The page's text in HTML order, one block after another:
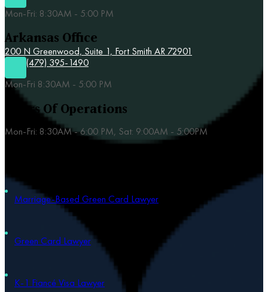
Mon-Fri: 8:30AM - 5:00 PM
Arkansas Office
200 N Greenwood, Suite 1, Fort Smith AR 72901
(479) 395-1490
Mon-Fri 8:30AM - 5:00 PM
Hours Of Operations
Mon-Fri: 8:30AM - 6:00 PM, Sat: 9:00AM - 5:00PM
Marriage-Based Green Card Lawyer
Green Card Lawyer
K-1 Fiancé Visa Lawyer